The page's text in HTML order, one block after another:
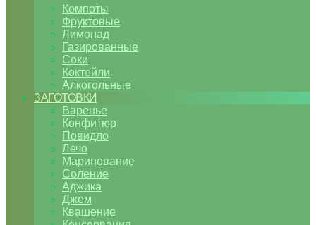
Компоты
Фруктовые
Лимонад
Газированные
Соки
Коктейли
Алкогольные
ЗАГОТОВКИ
Варенье
Конфитюр
Повидло
Лечо
Маринование
Соление
Аджика
Джем
Квашение